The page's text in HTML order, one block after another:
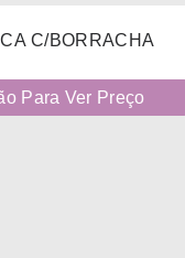
C/BORRACHA
Para Ver Preço